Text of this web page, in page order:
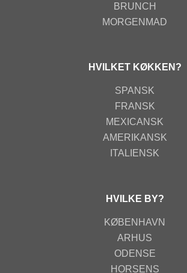
BRUNCH
MORGENMAD
HVILKET KØKKEN?
SPANSK
FRANSK
MEXICANSK
AMERIKANSK
ITALIENSK
HVILKE BY?
KØBENHAVN
ARHUS
ODENSE
HORSENS